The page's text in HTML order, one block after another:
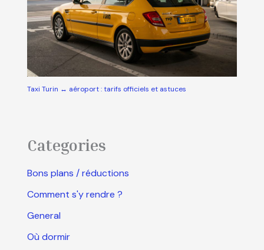
Taxi Turin ↔ aéroport : tarifs officiels et astuces
Categories
Bons plans / réductions
Comment s'y rendre ?
General
Où dormir